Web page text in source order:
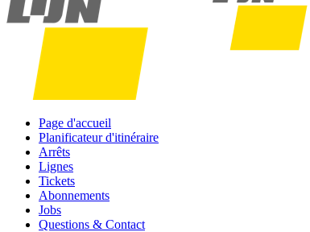
Page d'accueil
Planificateur d'itinéraire
Arrêts
Lignes
Tickets
Abonnements
Jobs
Questions & Contact